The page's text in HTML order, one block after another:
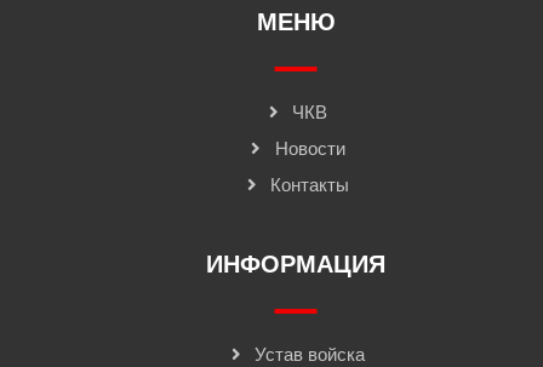
МЕНЮ
ЧКВ
Новости
Контакты
ИНФОРМАЦИЯ
Устав войска